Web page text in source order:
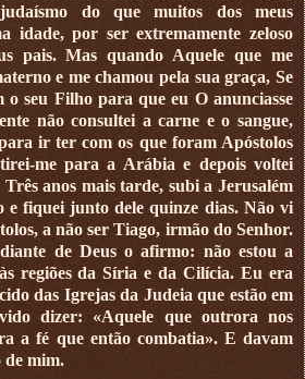
do que muitos dos meus
idade, por ser extremamente zeloso
pais. Mas quando Aquele que me
e me chamou pela sua graça, Se
seu Filho para que eu O anunciasse
não consultei a carne e o sangue,
ir ter com os que foram Apóstolos
me para a Arábia e depois voltei
anos mais tarde, subi a Jerusalém
e fiquei junto dele quinze dias. Não vi
a não ser Tiago, irmão do Senhor.
de Deus o afirmo: não estou a
regiões da Síria e da Cilícia. Eu era
das Igrejas da Judeia que estão em
dizer: «Aquele que outrora nos
a fé que então combatia». E davam
de mim.